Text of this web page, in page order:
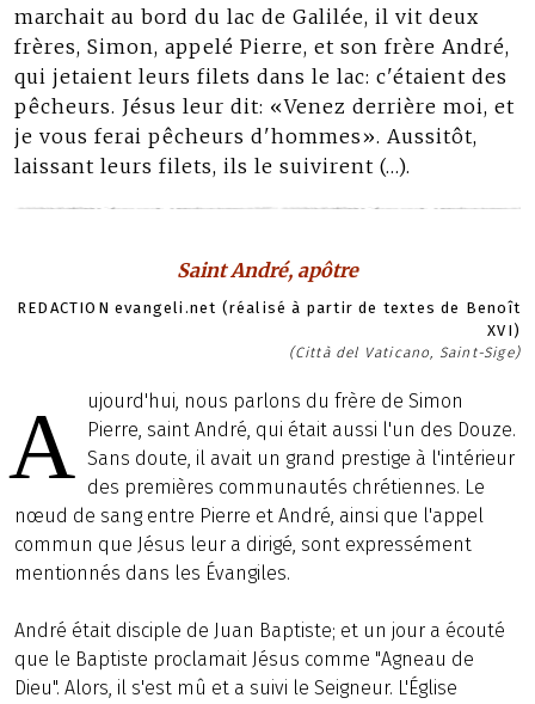
marchait au bord du lac de Galilée, il vit deux
frères, Simon, appelé Pierre, et son frère André,
qui jetaient leurs filets dans le lac: c'étaient des
pêcheurs. Jésus leur dit: «Venez derrière moi, et
je vous ferai pêcheurs d'hommes». Aussitôt,
laissant leurs filets, ils le suivirent (…).
Saint André, apôtre
REDACTION evangeli.net (réalisé à partir de textes de Benoît
XVI)
(Città del Vaticano, Saint-Sige)
A
ujourd'hui, nous parlons du frère de Simon
Pierre, saint André, qui était aussi l'un des Douze.
Sans doute, il avait un grand prestige à l'intérieur
des premières communautés chrétiennes. Le
nœud de sang entre Pierre et André, ainsi que l'appel
commun que Jésus leur a dirigé, sont expressément
mentionnés dans les Évangiles.
André était disciple de Juan Baptiste; et un jour a écouté
que le Baptiste proclamait Jésus comme "Agneau de
Dieu". Alors, il s'est mû et a suivi le Seigneur. L'Église